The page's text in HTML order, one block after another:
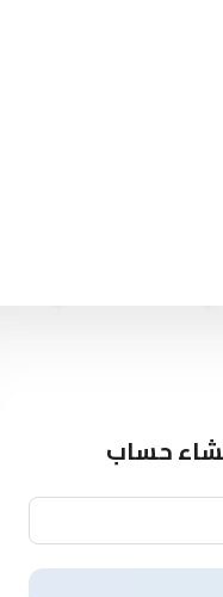
حساب